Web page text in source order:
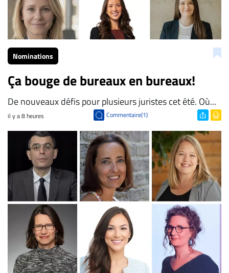
Nominations
Ça bouge de bureaux en bureaux!
De nouveaux défis pour plusieurs juristes cet été. Où...
il y a 8 heures Commentaire(1)